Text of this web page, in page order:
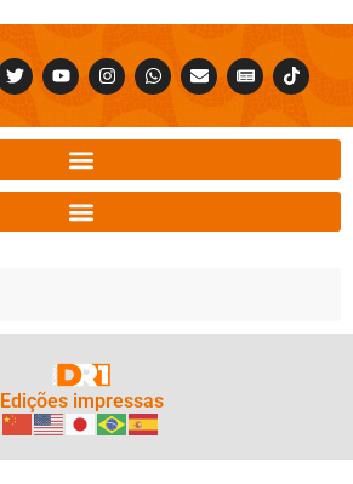
Edições impressas